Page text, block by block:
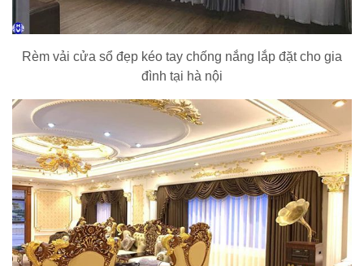
Rèm vải cửa sổ đẹp kéo tay chống nắng lắp đặt cho gia
đình tại hà nội